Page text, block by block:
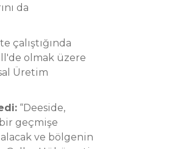
da
çalıştığında
olmak üzere
Üretim
“Deeside,
geçmişe
ve bölgenin